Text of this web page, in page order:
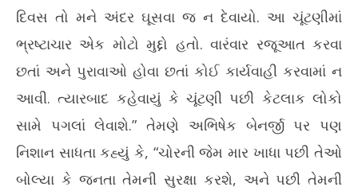
દિવસ તો મને અંદર ઘૂસવા જ ન દેવાયો. આ ચૂંટણીમાં
ભ્રષ્ટાચાર એક મોટો મુદ્દો હતો. વારંવાર રજૂઆત કરવા
છતાં અને પુરાવાઓ હોવા છતાં કોઈ કાર્યવાહી કરવામાં ન
આવી. ત્યારબાદ કહેવાયું કે ચૂંટણી પછી કેટલાક લોકો
સામે પગલાં લેવાશે.” તેમણે અભિષેક બેનર્જી પર પણ
નિશાન સાધતા કહ્યું કે, “ચોરની જેમ માર ખાધા પછી તેઓ
બોલ્યા કે જનતા તેમની સુરક્ષા કરશે, અને પછી તેમની